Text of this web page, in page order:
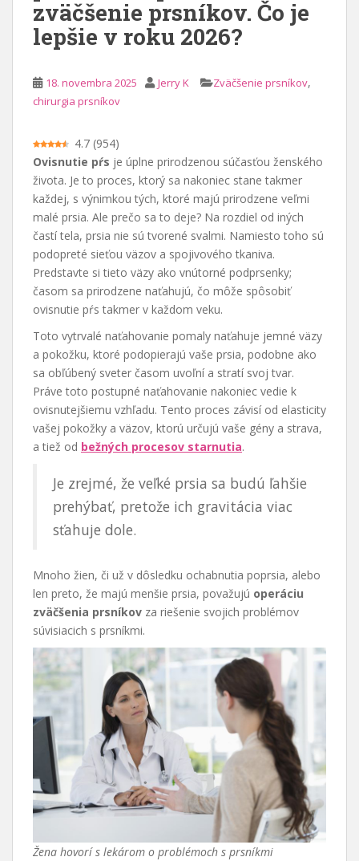
zväčšenie prsníkov. Čo je
lepšie v roku 2026?
18. novembra 2025 Jerry K Zväčšenie prsníkov,
chirurgia prsníkov
4.7 (954)
Ovisnutie pŕs je úplne prirodzenou súčasťou ženského
života. Je to proces, ktorý sa nakoniec stane takmer
každej, s výnimkou tých, ktoré majú prirodzene veľmi
malé prsia. Ale prečo sa to deje? Na rozdiel od iných
častí tela, prsia nie sú tvorené svalmi. Namiesto toho sú
podopreté sieťou väzov a spojivového tkaniva.
Predstavte si tieto väzy ako vnútorné podprsenky;
časom sa prirodzene naťahujú, čo môže spôsobiť
ovisnutie pŕs takmer v každom veku.
Toto vytrvalé naťahovanie pomaly naťahuje jemné väzy
a pokožku, ktoré podopierajú vaše prsia, podobne ako
sa obľúbený sveter časom uvoľní a stratí svoj tvar.
Práve toto postupné naťahovanie nakoniec vedie k
ovisnutejšiemu vzhľadu. Tento proces závisí od elasticity
vašej pokožky a väzov, ktorú určujú vaše gény a strava,
a tiež od bežných procesov starnutia.
Je zrejmé, že veľké prsia sa budú ľahšie
prehýbať, pretože ich gravitácia viac
sťahuje dole.
Mnoho žien, či už v dôsledku ochabnutia poprsia, alebo
len preto, že majú menšie prsia, považujú operáciu
zväčšenia prsníkov za riešenie svojich problémov
súvisiacich s prsníkmi.
Žena hovorí s lekárom o problémoch s prsníkmi